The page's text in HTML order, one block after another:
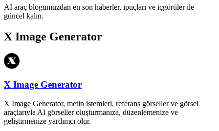
AI araç blogumuzdan en son haberler, ipuçları ve içgörüler ile
güncel kalın.
X Image Generator
X Image Generator
X Image Generator, metin istemleri, referans görseller ve görsel
araçlarıyla AI görseller oluşturmanıza, düzenlemenize ve
geliştirmenize yardımcı olur.